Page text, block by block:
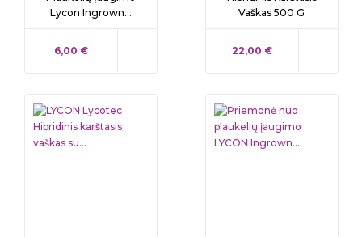
Lycon Ingrown...
KAINA
6,00 €
Vaškas 500 G
KAINA
22,00 €